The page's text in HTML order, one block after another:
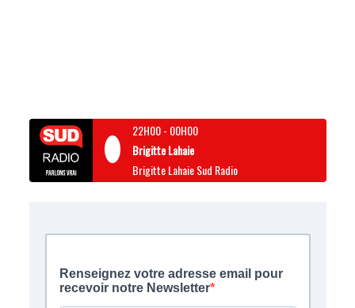
22H00- 00H00
Brigitte Lahaie
Brigitte Lahaie Sud Radio